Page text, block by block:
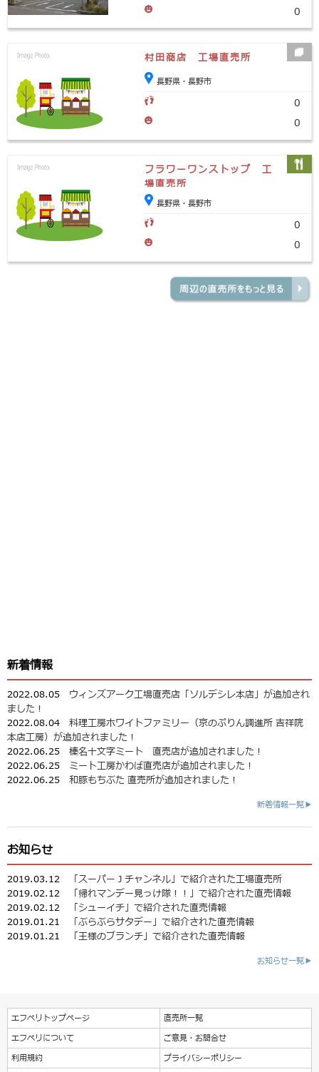
0
村田商店 工場直売所
長野県・長野市
0
0
フラワーワンストップ 工
場直売所
長野県・長野市
0
0
新着情報
2022.08.05 ウィンズアーク工場直売店「ソルデシレ本店」が追加され
ました！
2022.08.04 料理工房ホワイトファミリー（京のぷりん調進所 吉祥院
本店工房）が追加されました！
2022.06.25 榛名十文字ミート 直売店が追加されました！
2022.06.25 ミート工房かわば直売店が追加されました！
2022.06.25 和豚もちぶた 直売所が追加されました！
新着情報一覧▶
お知らせ
2019.03.12
「スーパーＪチャンネル」で紹介された工場直売所
2019.02.12
「帰れマンデー見っけ隊！！」で紹介された直売情報
2019.02.12
「シューイチ」で紹介された直売情報
2019.01.21
「ぶらぶらサタデー」で紹介された直売情報
2019.01.21
「王様のブランチ」で紹介された直売情報
お知らせ一覧▶
エフペリトップページ
直売所一覧
エフペリについて
ご意見・お問合せ
利用規約
プライバシーポリシー